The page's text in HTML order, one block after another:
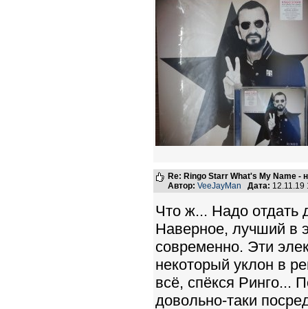
Re: Ringo Starr What's My Name
Автор: VeeJayMan Дата:
Что ж... Надо отдать
Наверное, лучший в
современно. Эти
некоторый уклон в
всё, спёкся Ринго...
довольно-таки